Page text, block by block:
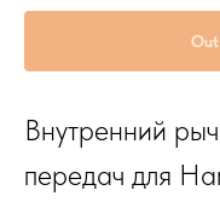
Внутренний
передач для